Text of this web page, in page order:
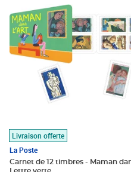
Livraison offerte
La Poste
Carnet de 12 timbres - Maman